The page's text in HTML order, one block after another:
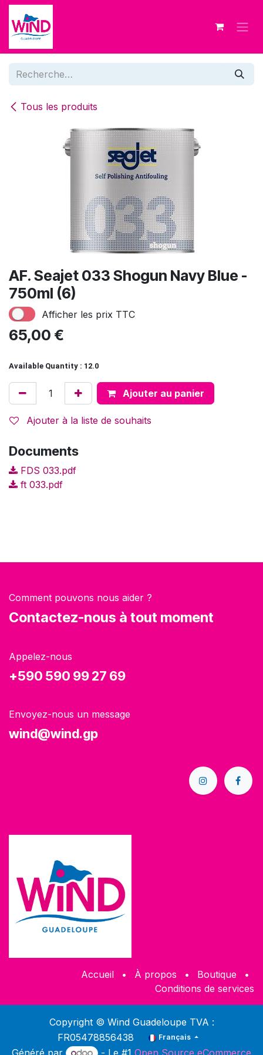
Se rendre au contenu
Tous les produits
AF. Seajet 033 Shogun Navy Blue -
750ml (6)
Afficher les prix TTC
65,00 €
Available Quantity : 12.0
Ajouter au panier
Ajouter à la liste de souhaits
Documents
FDS 033.pdf
ft 033.pdf
Comment pouvons nous aider ?
Contactez-nous à tout moment
Appelez-nous
+590 590 99 27 69
Envoyez-nous un message
wind@wind.gp
Accueil • À propos • Boutique
•
Conditions de services
Copyright © Wind Guadeloupe TVA :
FR05478856438
Français
Généré par - Le #1 Open Source eCommerce